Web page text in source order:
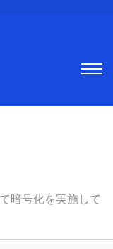
暗号化を実施して